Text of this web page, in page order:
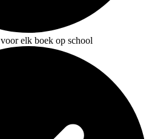
elk boek op school